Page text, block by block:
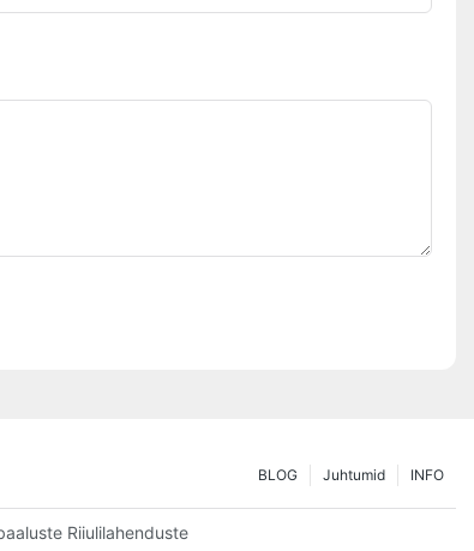
INFO
Juhtumid
BLOG
Riiulilahenduste Tulevik: Trendid Ja Uuendused